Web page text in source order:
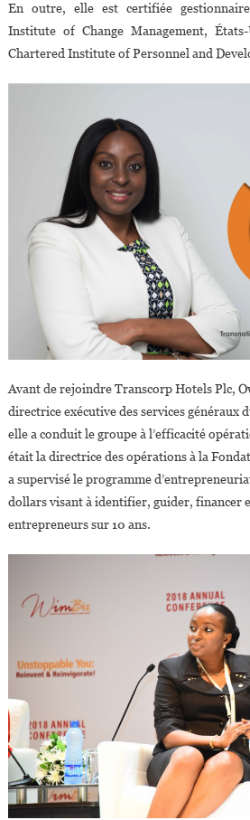
En outre, elle est certifiée
Institute of Change Management,
Chartered Institute of Personnel and
Avant de rejoindre Transcorp Hotels Plc,
directrice exécutive des services généraux
elle a conduit le groupe à l’efficacité
était la directrice des opérations à la
a supervisé le programme
dollars visant à identifier, guider, financer
entrepreneurs sur 10 ans.